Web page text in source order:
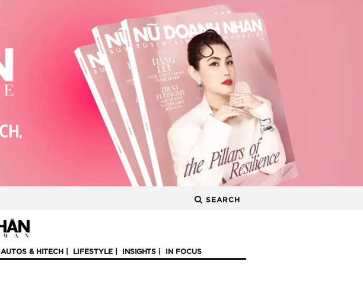
SEARCH
AUTOS & HITECH LIFESTYLE INSIGHTS IN FOCUS